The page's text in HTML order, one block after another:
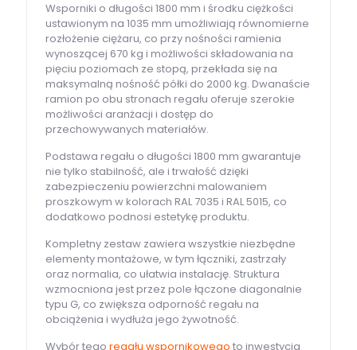
Wsporniki o długości 1800 mm i środku ciężkości
ustawionym na 1035 mm umożliwiają równomierne
rozłożenie ciężaru, co przy nośności ramienia
wynoszącej 670 kg i możliwości składowania na
pięciu poziomach ze stopą, przekłada się na
maksymalną nośność półki do 2000 kg. Dwanaście
ramion po obu stronach regału oferuje szerokie
możliwości aranżacji i dostęp do
przechowywanych materiałów.
Podstawa regału o długości 1800 mm gwarantuje
nie tylko stabilność, ale i trwałość dzięki
zabezpieczeniu powierzchni malowaniem
proszkowym w kolorach RAL 7035 i RAL 5015, co
dodatkowo podnosi estetykę produktu.
Kompletny zestaw zawiera wszystkie niezbędne
elementy montażowe, w tym łączniki, zastrzały
oraz normalia, co ułatwia instalację. Struktura
wzmocniona jest przez pole łączone diagonalnie
typu G, co zwiększa odporność regału na
obciążenia i wydłuża jego żywotność.
Wybór tegoregału wspornikowego to inwestycja